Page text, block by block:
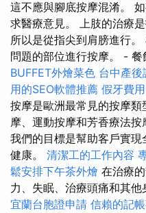
這不應與腳底按摩混淆。
求醫療意見。 上肢的治療
所以是從指尖到肩膀進行
問題的部位進行按摩。 - 餐
BUFFET外燴菜色 台中產後
用的SEO軟體推薦 假牙費用
按摩是歐洲最常見的按摩
摩、運動按摩和芳香療法按
我們的目標是幫助客戶實
健康。 清潔工的工作內容
鬆安排下午茶外燴 在治療
力、失眠、治療頭痛和其他
宜蘭台胞證申請 信賴的記